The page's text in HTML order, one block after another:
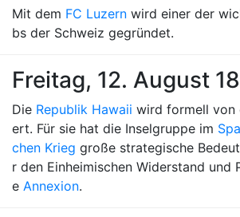
Mit dem FC Luzern wird einer der
bs der Schweiz gegründet.
Freitag, 12. August
Die Republik Hawaii wird formell von
ert. Für sie hat die Inselgruppe im
chen Krieg große strategische
r den Einheimischen Widerstand und
e Annexion.